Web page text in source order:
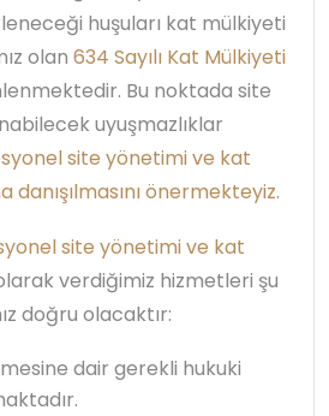
huşuları kat mülkiyeti
olan 634 Sayılı Kat Mülkiyeti
Bu noktada site
uyuşmazlıklar
site yönetimi ve kat
danışılmasını önermekteyiz.
site yönetimi ve kat
verdiğimiz hizmetleri şu
doğru olacaktır:
dair gerekli hukuki